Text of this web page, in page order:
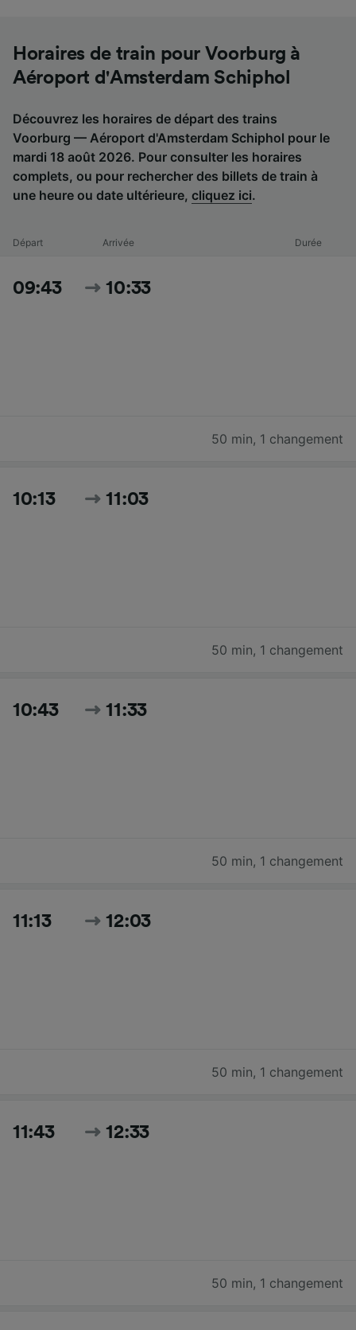
Horaires de train pour Voorburg à
Aéroport d'Amsterdam Schiphol
Découvrez les horaires de départ des trains
Voorburg — Aéroport d'Amsterdam Schiphol pour le
mardi 18 août 2026. Pour consulter les horaires
complets, ou pour rechercher des billets de train à
une heure ou date ultérieure, cliquez ici.
Départ Arrivée Durée
09:43 10:33
50 min, 1 changement
10:13 11:03
50 min, 1 changement
10:43 11:33
50 min, 1 changement
11:13 12:03
50 min, 1 changement
11:43 12:33
50 min, 1 changement